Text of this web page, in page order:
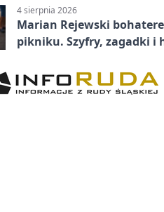
4 sierpnia 2026
Marian Rejewski
pikniku. Szyfry, zagadki i